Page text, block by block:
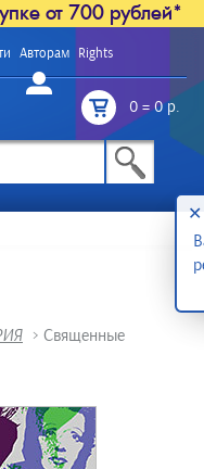
от 700 рублей*
Авторам Rights
Войти
0=0 р.
> Священные
✕